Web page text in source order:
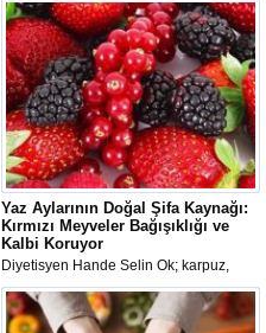
Yaz Aylarının Doğal Şifa Kaynağı:
Kırmızı Meyveler Bağışıklığı ve
Kalbi Koruyor
Diyetisyen Hande Selin Ok; karpuz,
çilek, kiraz ve nar gibi kırmızı meyvelerin
yüksek antioksidan içeriğiyle bağışıklığı
güçlendirdiğini ve kanser riskini